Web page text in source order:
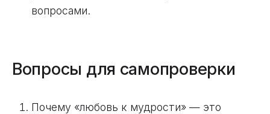
вопросами.
Вопросы для самопроверки
Почему «любовь к мудрости» — это